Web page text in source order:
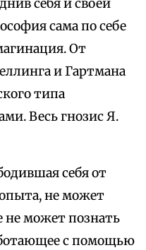
себя и своей
сама по себе
От
и Гартмана
типа
Весь гнозис Я.
себя от
не может
не может познать
с помощью